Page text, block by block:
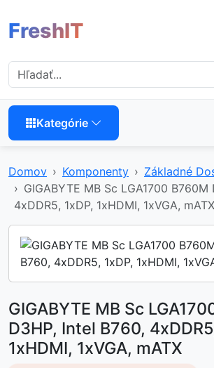
FreshIT
Kategórie
Domov Komponenty
Základné
GIGABYTE MB Sc LGA1700 B760M
4xDDR5, 1xDP, 1xHDMI, 1xVGA, mATX
GIGABYTE MB Sc
D3HP, Intel B760,
1xHDMI, 1xVGA, mATX